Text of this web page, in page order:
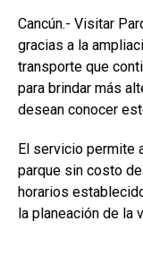
Cancún.- Visitar
gracias a la
transporte que
para brindar más
desean conocer
El servicio permite
parque sin costo
horarios
la planeación de la